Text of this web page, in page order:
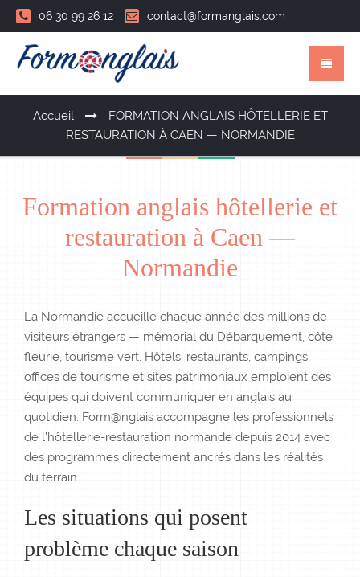
06 30 99 26 12 contact@formanglais.com
Accueil
FORMATION ANGLAIS HÔTELLERIE ET
RESTAURATION À CAEN — NORMANDIE
Formation anglais hôtellerie et
restauration à Caen —
Normandie
La Normandie accueille chaque année des millions de
visiteurs étrangers — mémorial du Débarquement, côte
fleurie, tourisme vert. Hôtels, restaurants, campings,
offices de tourisme et sites patrimoniaux emploient des
équipes qui doivent communiquer en anglais au
quotidien. Form@nglais accompagne les professionnels
de l’hôtellerie-restauration normande depuis 2014 avec
des programmes directement ancrés dans les réalités
du terrain.
Les situations qui posent
problème chaque saison